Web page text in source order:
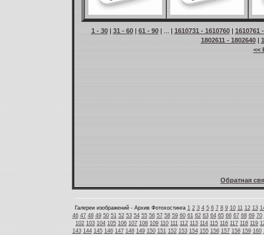
1 - 30| 31 - 60| 61 - 90| ... | 1610731 - 1610760| 1610761
1802611 - 1802640|
<<
Обратная
Галереи изображений - Архив Фотохостинга 1 2 3 4 5 6 7 8 9 10 11 12 13
46 47 48 49 50 51 52 53 54 55 56 57 58 59 60 61 62 63 64 65 66 67 68 69 70
102 103 104 105 106 107 108 109 110 111 112 113 114 115 116 117 118 119
143 144 145 146 147 148 149 150 151 152 153 154 155 156 157 158 159 160